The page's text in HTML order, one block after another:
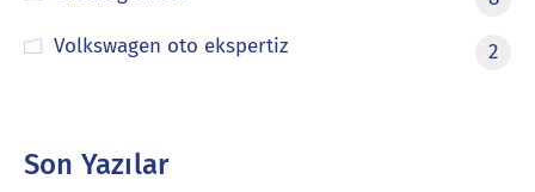
Volkswagen oto ekspertiz
2
Son Yazılar